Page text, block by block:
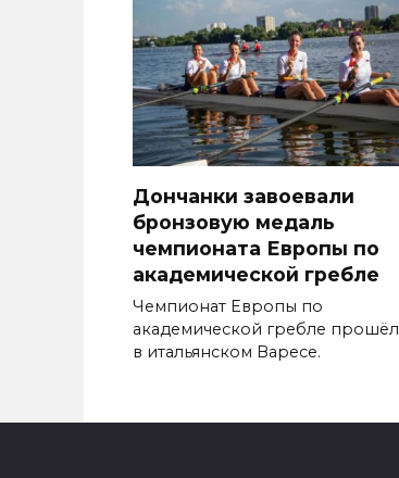
Дончанки завоевали
бронзовую медаль
чемпионата Европы по
академической гребле
Чемпионат Европы по
академической гребле прошёл
в итальянском Варесе.